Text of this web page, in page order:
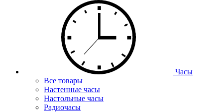
Часы
Все товары
Настенные часы
Настольные часы
Радиочасы